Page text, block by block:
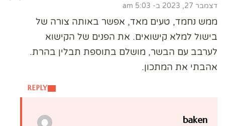
דצמבר 27, 2023 ב- 5:03 am
REPLY
ממש נחמד, טעים מאד, אפשר באותה צורה של
בישול למלא קישואים. את הפנים של הקישוא
לערבב עם הבשר, מושלם בתוספת תבלין בהרת.
אהבתי את המתכון.
baken